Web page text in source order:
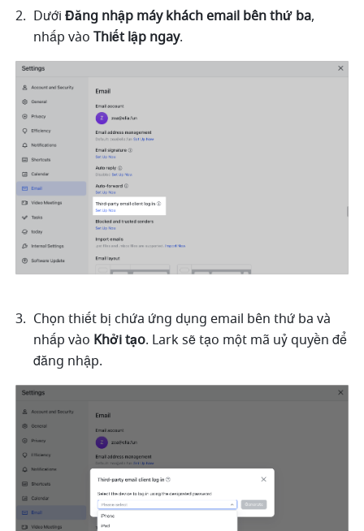
Dưới Đăng nhập máy khách email bên thứ ba,
nhấp vào Thiết lập ngay.
Chọn thiết bị chứa ứng dụng email bên thứ ba và
nhấp vào Khởi tạo. Lark sẽ tạo một mã uỷ quyền để
đăng nhập.